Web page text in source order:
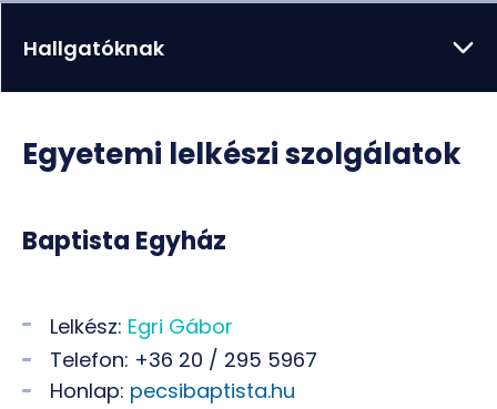
Egyetemi lelkészi szolgálatok
Baptista Egyház
Lelkész: Egri Gábor
Telefon: +36 20 / 295 5967
Honlap: pecsibaptista.hu
Hallgatóknak